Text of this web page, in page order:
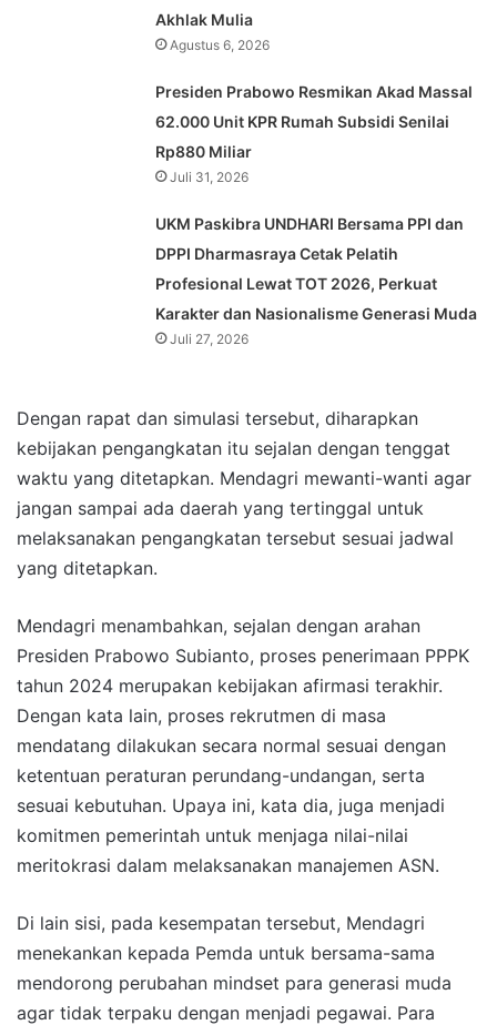
Akhlak Mulia
Agustus 6, 2026
Presiden Prabowo Resmikan Akad Massal
62.000 Unit KPR Rumah Subsidi Senilai
Rp880 Miliar
Juli 31, 2026
UKM Paskibra UNDHARI Bersama PPI dan
DPPI Dharmasraya Cetak Pelatih
Profesional Lewat TOT 2026, Perkuat
Karakter dan Nasionalisme Generasi Muda
Juli 27, 2026
Dengan rapat dan simulasi tersebut, diharapkan
kebijakan pengangkatan itu sejalan dengan tenggat
waktu yang ditetapkan. Mendagri mewanti-wanti agar
jangan sampai ada daerah yang tertinggal untuk
melaksanakan pengangkatan tersebut sesuai jadwal
yang ditetapkan.
Mendagri menambahkan, sejalan dengan arahan
Presiden Prabowo Subianto, proses penerimaan PPPK
tahun 2024 merupakan kebijakan afirmasi terakhir.
Dengan kata lain, proses rekrutmen di masa
mendatang dilakukan secara normal sesuai dengan
ketentuan peraturan perundang-undangan, serta
sesuai kebutuhan. Upaya ini, kata dia, juga menjadi
komitmen pemerintah untuk menjaga nilai-nilai
meritokrasi dalam melaksanakan manajemen ASN.
Di lain sisi, pada kesempatan tersebut, Mendagri
menekankan kepada Pemda untuk bersama-sama
mendorong perubahan mindset para generasi muda
agar tidak terpaku dengan menjadi pegawai. Para